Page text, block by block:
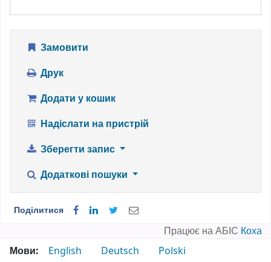
Замовити
Друк
Додати у кошик
Надіслати на пристрій
Зберегти запис
Додаткові пошуки
Поділитися
Працює на АБІС Коха
Мови:
English Deutsch Polski